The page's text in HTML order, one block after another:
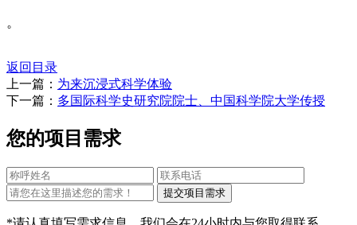
。
返回目录
上一篇： 为来沉浸式科学体验
下一篇： 多国际科学史研究院院士、中国科学院大学传授
您的项目需求